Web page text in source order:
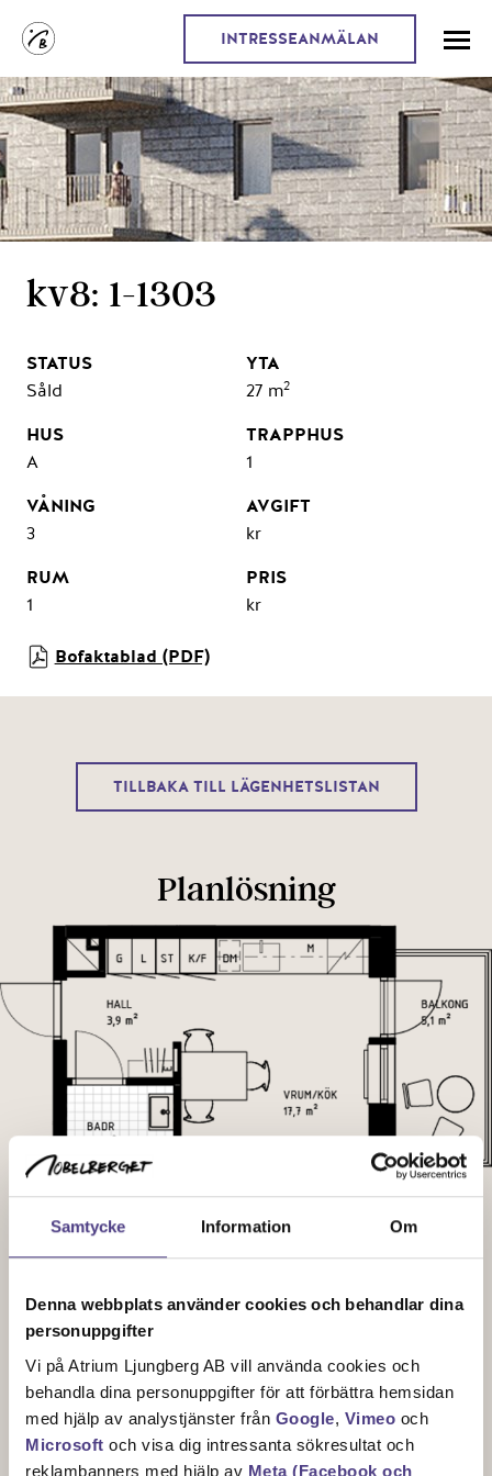
Samtycke Information Om
Denna webbplats använder cookies och behandlar dina
personuppgifter
Vi på Atrium Ljungberg AB vill använda cookies och
behandla dina personuppgifter för att förbättra hemsidan
med hjälp av analystjänster från Google, Vimeo och
Microsoft och visa dig intressanta sökresultat och
reklambanners med hjälp av Meta (Facebook och
INTRESSEANMÄLAN
kv8: 1-1303
Såld 27 m2
A 1
3 kr
1 kr
Bofaktablad (PDF)
TILLBAKA TILL LÄGENHETSLISTAN
Planlösning
Sektionsplan